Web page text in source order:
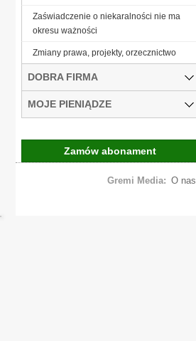
Zaświadczenie o niekaralności nie ma
okresu ważności
Zmiany prawa, projekty, orzecznictwo
DOBRA FIRMA
MOJE PIENIĄDZE
Zamów abonament
Gremi Media: O nas